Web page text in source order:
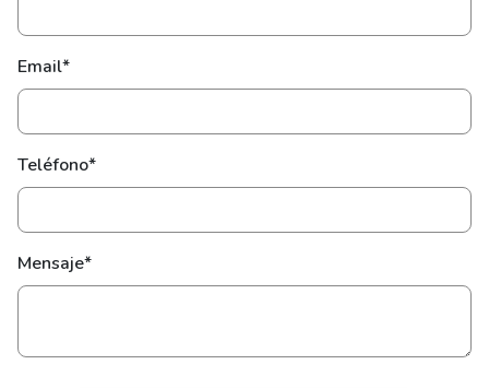
Email*
Teléfono*
Mensaje*